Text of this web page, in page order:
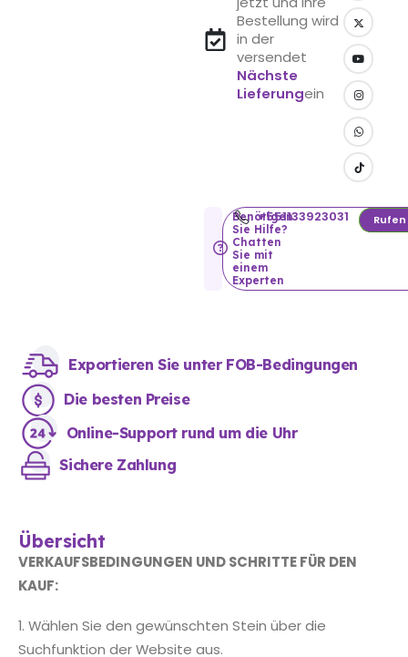
Bestellung wird
in der
versendet
Nächste
Lieferungein
Benötigen
Sie Hilfe?
Chatten
Sie mit
einem
Experten
+551133923031 Rufen
Exportieren Sie unter FOB-Bedingungen
Die besten Preise
Online-Support rund um die Uhr
Sichere Zahlung
Übersicht
VERKAUFSBEDINGUNGEN UND SCHRITTE FÜR DEN
KAUF:
1. Wählen Sie den gewünschten Stein über die
Suchfunktion der Website aus.